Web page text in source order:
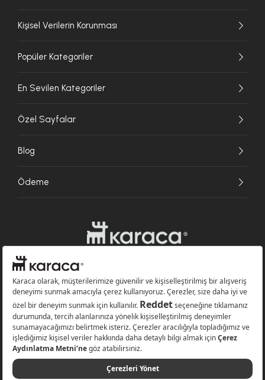
Kişisel Verilerin Korunması
Popüler Kategoriler
En Sevilen Kategoriler
Özel Sayfalar
Blog
Ödeme
Websitesinde kullanılan bazı görseller yapay zekâ (AI) ile üretilmiştir.
Karaca.com © 2026 - Karaca Züccaciye A.Ş. Tüm hakları saklıdır.